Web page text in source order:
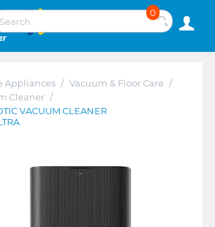
0
Appliances / Vacuum & Floor Care /
Cleaner /
VACUUM CLEANER